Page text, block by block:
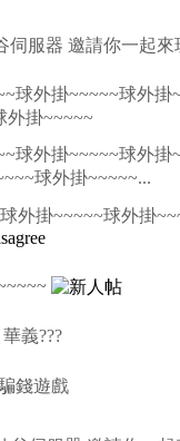
伺服器 邀請你一起來
球外掛~~~~~球外掛
外掛~~~~~
球外掛~~~~~球外掛
球外掛~~~~~...
外掛~~~~~球外掛
華義???
錢遊戲